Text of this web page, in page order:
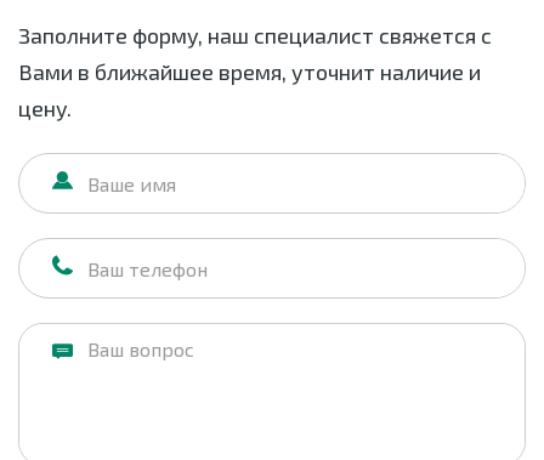
Заполните форму, наш специалист свяжется с
Вами в ближайшее время, уточнит наличие и
цену.